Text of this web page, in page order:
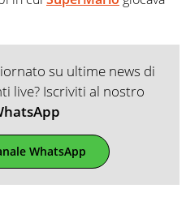
su ultime news di
live? Iscriviti al nostro
WhatsApp